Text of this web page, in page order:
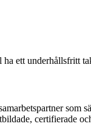
ett underhållsfritt
certifierade